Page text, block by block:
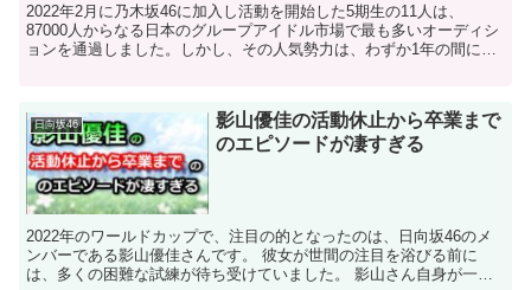
2022年2月に乃木坂46に加入し活動を開始した5期生の11人は、
87000人からなる日本のグループアイドル市場で最も多いオーディシ
ョンを通過しました。しかし、その人気勢力は、わずか1年の間にも
日向坂46
影山優佳の活動休止から卒業まで
のエピソードが凄すぎる
2022年のワールドカップで、注目の的となったのは、日向坂46のメ
ンバーである影山優佳さんです。 彼女が世間の注目を浴びる前に
は、多くの困難な試練が待ち受けていました。 影山さん自身が一時